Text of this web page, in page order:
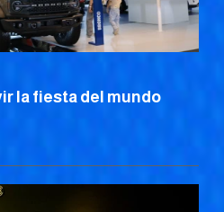
la fiesta del mundo